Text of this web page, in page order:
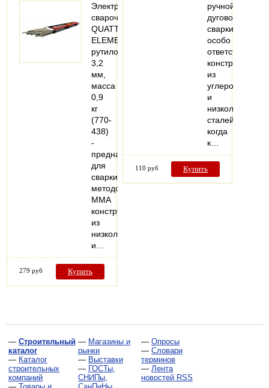
Электроды
сварочные
QUATTRO
ELEMENTI
рутиловые,
3,2
мм,
масса
0,9
кг
(770-
438)
-
предназначен
для
сварки
методом
MMA
конструкций
из
низколегированных
и…
279 руб Купить
ручной
дуговой
сварки
особо
ответственных
конструкций
из
углеродистых
и
сталей,
когда
к…
110 руб Купить
— Строительный
каталог
— Каталог
строительных
компаний
— Товары и
— Магазины и
рынки
— Выставки
— ГОСТы,
СНИПы,
СанПиНы
— Опросы
— Словари
терминов
— Лента
новостей RSS